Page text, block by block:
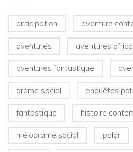
anticipation aventure
aventures aventures
aventures fantastique
drame social enquêtes
fantastique histoire
mélodrame social polar